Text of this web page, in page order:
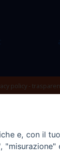
policy -
e, con il